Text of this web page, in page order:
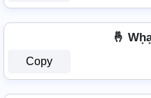
🤞
Copy